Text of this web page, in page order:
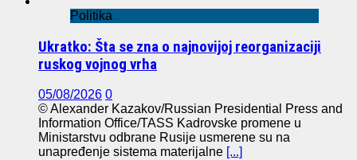
Politika
Ukratko: Šta se zna o najnovijoj reorganizaciji
ruskog vojnog vrha
05/08/2026 0
© Alexander Kazakov/Russian Presidential Press and
Information Office/TASS Kadrovske promene u
Ministarstvu odbrane Rusije usmerene su na
unapređenje sistema materijalne [...]